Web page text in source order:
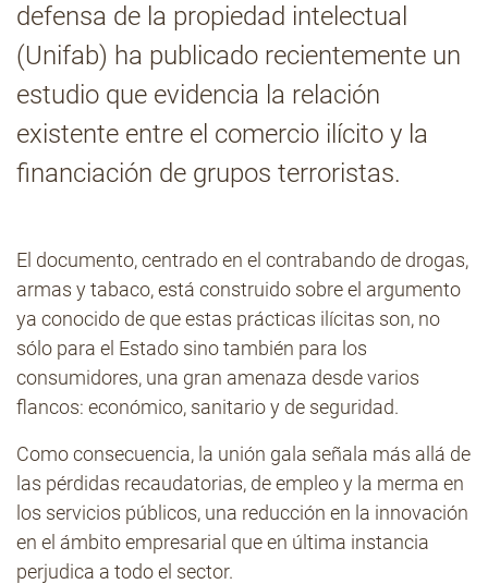
Archivo
Estadísticas CMT
defensa de la propiedad intelectual
(Unifab) ha publicado recientemente un
estudio que evidencia la relación
existente entre el comercio ilícito y la
financiación de grupos terroristas.
El documento, centrado en el contrabando de drogas,
armas y tabaco, está construido sobre el argumento
ya conocido de que estas prácticas ilícitas son, no
sólo para el Estado sino también para los
consumidores, una gran amenaza desde varios
flancos: económico, sanitario y de seguridad.
Como consecuencia, la unión gala señala más allá de
las pérdidas recaudatorias, de empleo y la merma en
los servicios públicos, una reducción en la innovación
en el ámbito empresarial que en última instancia
perjudica a todo el sector.